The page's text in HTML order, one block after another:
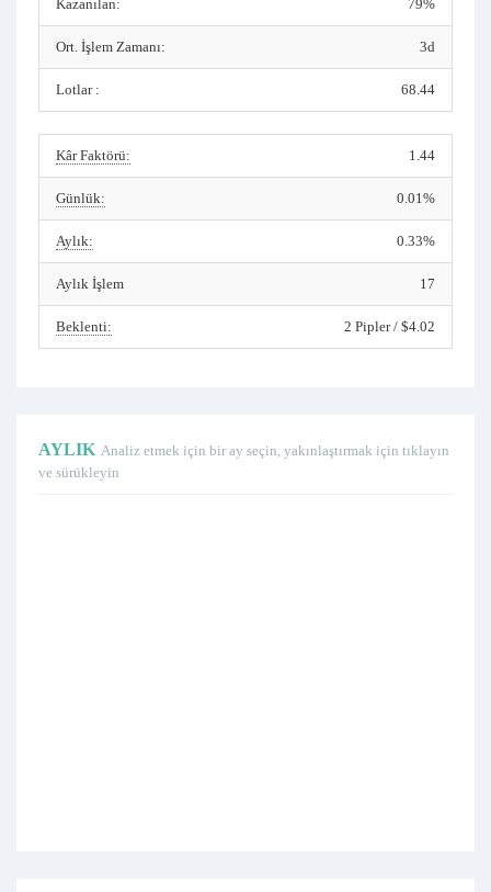
Kazanılan: 79%
Ort. İşlem Zamanı: 3d
Lotlar : 68.44
Kâr Faktörü: 1.44
Günlük: 0.01%
Aylık: 0.33%
Aylık İşlem 17
Beklenti: 2 Pipler / $4.02
AYLIK Analiz etmek için bir ay seçin, yakınlaştırmak için tıklayın
ve sürükleyin